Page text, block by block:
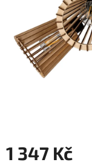
1 347 Kč